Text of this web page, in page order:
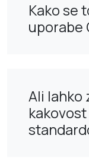
Kako se
uporabe
Ali lahko